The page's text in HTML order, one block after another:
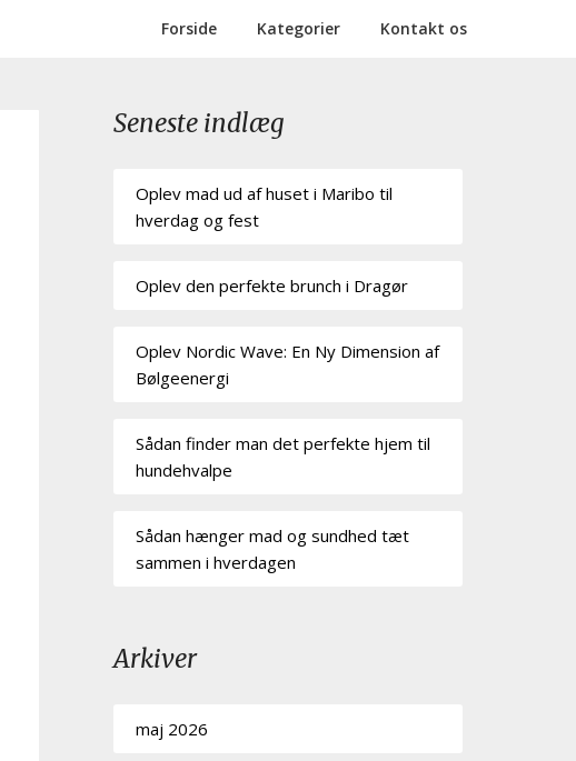
Forside Kategorier Kontakt os
Seneste indlæg
Oplev mad ud af huset i Maribo til
hverdag og fest
Oplev den perfekte brunch i Dragør
Oplev Nordic Wave: En Ny Dimension af
Bølgeenergi
Sådan finder man det perfekte hjem til
hundehvalpe
Sådan hænger mad og sundhed tæt
sammen i hverdagen
Arkiver
maj 2026